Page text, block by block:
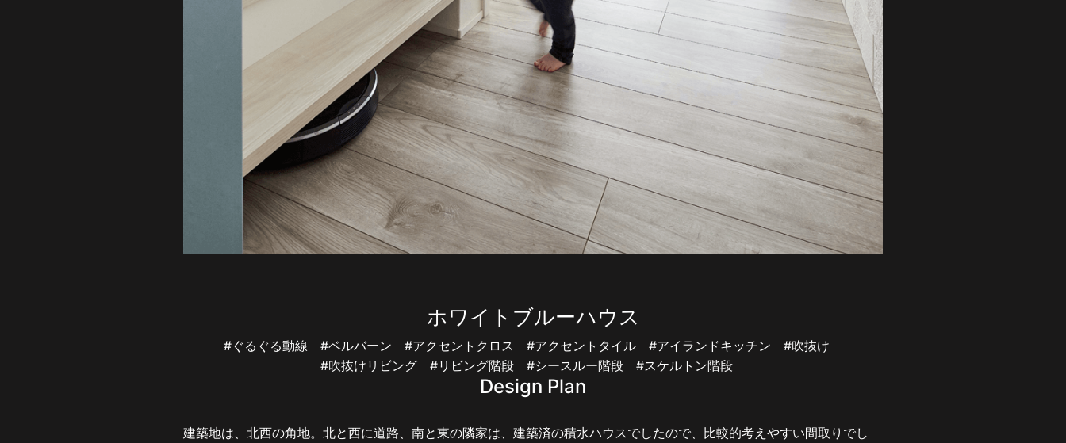
ホワイトブルーハウス
#ぐるぐる動線 #ベルバーン #アクセントクロス #アクセントタイル #アイランドキッチン #吹抜け
#吹抜けリビング #リビング階段 #シースルー階段 #スケルトン階段
Design Plan
建築地は、北西の角地。北と西に道路、南と東の隣家は、建築済の積水ハウスでしたので、比較的考えやすい間取りでし